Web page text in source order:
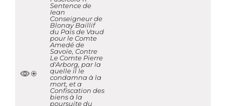
Sentence de
Iean
Conseigneur de
Blonay Baillif
du Païs de Vaud
pour le Comte
Amedé de
Savoïe, Contre
Le Comte Pierre
d'Arborg, par la
quelle il le
condamna à la
mort, et a
Confiscation des
biens à la
poursuite du